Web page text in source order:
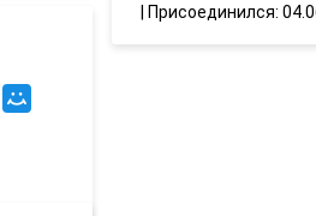
Присоединился: